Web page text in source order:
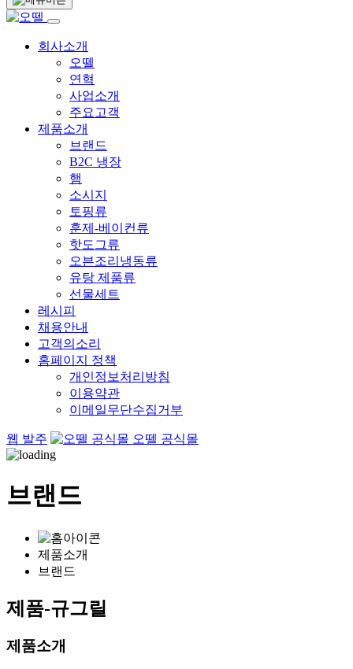
회사소개
오뗄
연혁
사업소개
주요고객
제품소개
브랜드
B2C 냉장
햄
소시지
토핑류
훈제-베이컨류
핫도그류
오븐조리냉동류
유탕 제품류
선물세트
레시피
채용안내
고객의소리
홈페이지 정책
개인정보처리방침
이용약관
이메일무단수집거부
웹 발주 오뗄 공식몰
브랜드
제품소개
브랜드
제품-규그릴
제품소개